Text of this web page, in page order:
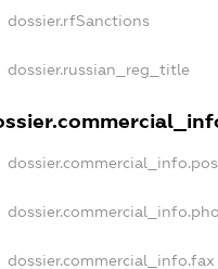
dossier.rfSanctions
dossier.russian_reg_title
dossier.commercial_info.fax